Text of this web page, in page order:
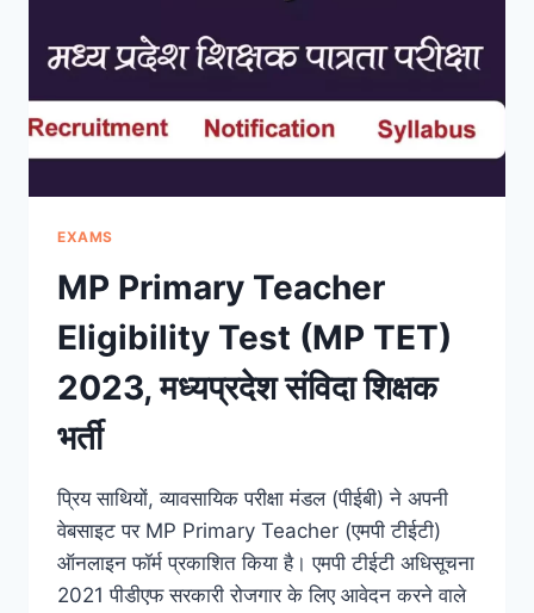
EXAMS
MP Primary Teacher
Eligibility Test (MP TET)
2023, मध्यप्रदेश संविदा शिक्षक
भर्ती
प्रिय साथियों, व्यावसायिक परीक्षा मंडल (पीईबी) ने अपनी
वेबसाइट पर MP Primary Teacher (एमपी टीईटी)
ऑनलाइन फॉर्म प्रकाशित किया है। एमपी टीईटी अधिसूचना
2021 पीडीएफ सरकारी रोजगार के लिए आवेदन करने वाले